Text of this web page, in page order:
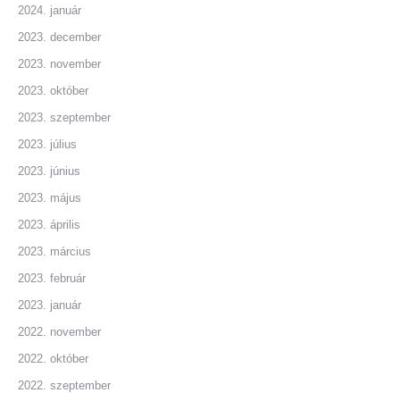
2024. január
2023. december
2023. november
2023. október
2023. szeptember
2023. július
2023. június
2023. május
2023. április
2023. március
2023. február
2023. január
2022. november
2022. október
2022. szeptember